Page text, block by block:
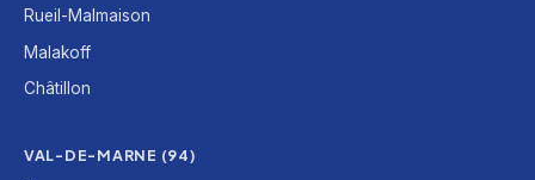
Rueil-Malmaison
Malakoff
Châtillon
VAL-DE-MARNE (94)